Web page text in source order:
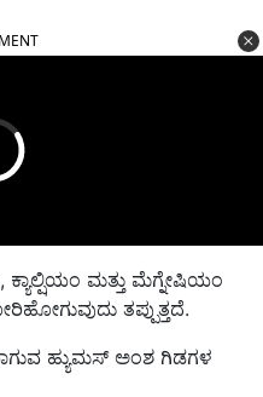
ಮತ್ತು ಮೆಗ್ನೇಷಿಯಂ
ತಪ್ಪುತ್ತದೆ.
ಹ್ಯುಮಸ್ ಅಂಶ ಗಿಡಗಳ